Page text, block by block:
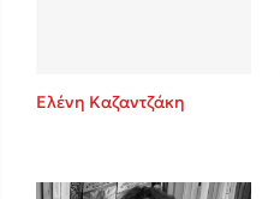
Sebastian Fitzek
Κατρίνα Τσάνταλη
Ελένη Καζαντζάκη